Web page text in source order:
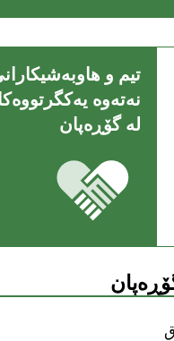
تیم و
نەتەوە
لە گۆڕەپان